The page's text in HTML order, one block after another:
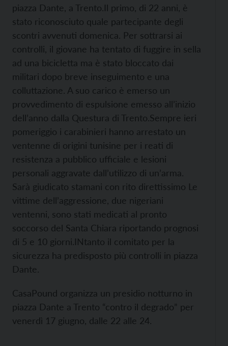
piazza Dante, a Trento.Il primo, di 22 anni, è
stato riconosciuto quale partecipante degli
scontri avvenuti domenica. Per sottrarsi ai
controlli, il giovane ha tentato di fuggire in sella
ad una bicicletta ma è stato bloccato dai
militari dopo breve inseguimento e una
colluttazione. A suo carico è emerso un
provvedimento di espulsione emesso all’inizio
dell’anno dalla Questura di Trento.Sempre ieri
pomeriggio i carabinieri hanno arrestato un
ventenne di origini tunisine per i reati di
resistenza a pubblico ufficiale e lesioni
personali aggravate dall’utilizzo di un’arma.
Sarà giudicato stamani con rito direttissimo Le
vittime dell’aggressione, due nigeriani
ventenni, sono stati medicati al pronto
soccorso del Santa Chiara riportando prognosi
di 5 e 10 giorni.INtanto il comitato per la
sicurezza ha predisposto più controlli in piazza
Dante.
CasaPound organizza un presidio notturno in
piazza Dante a Trento “contro il degrado” per
venerdì 17 giugno, dalle 22 alle 24.